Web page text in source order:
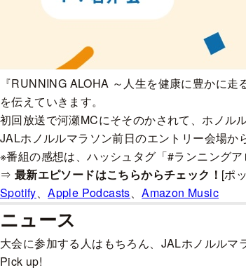
『RUNNING ALOHA ～人生を健康に豊かに
を伝えていきます。
初回放送で河瀬MCにそそのかされて、ホノル
JALホノルルマラソン前日のエントリー会場
※番組の感想は、ハッシュタグ「#ランニングア
⇒ 最新エピソードはこちらからチェック！ [ポ
Spotify、Apple Podcasts、Amazon Music
ニュース
大会に参加する人はもちろん、JALホノルル
Pick up!